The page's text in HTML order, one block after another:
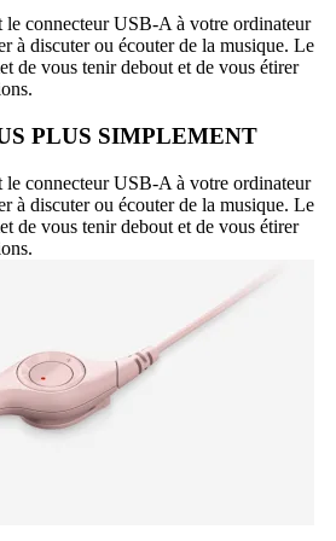
le connecteur USB-A à votre ordinateur
à discuter ou écouter de la musique. Le
de vous tenir debout et de vous étirer
PLUS SIMPLEMENT
le connecteur USB-A à votre ordinateur
à discuter ou écouter de la musique. Le
de vous tenir debout et de vous étirer